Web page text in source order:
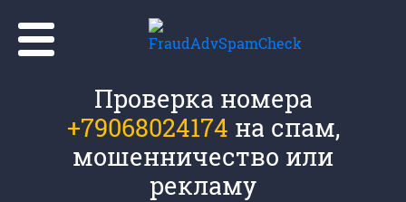
Проверка номера
+79068024174 на спам,
мошенничество или
рекламу